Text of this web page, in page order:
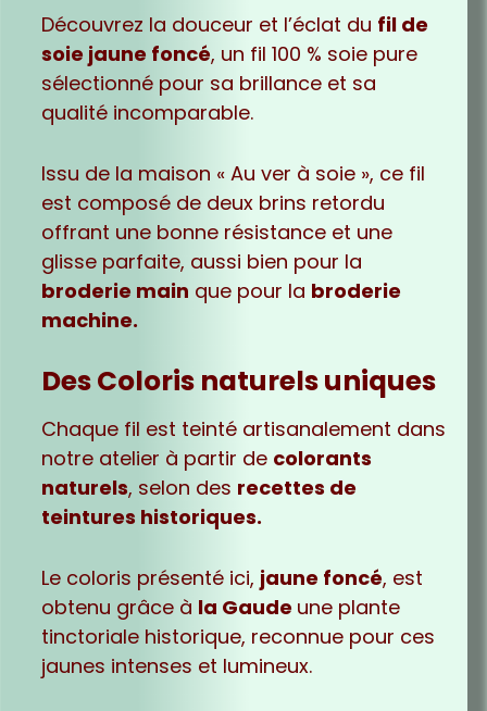
Découvrez la douceur et l’éclat du fil de
soie jaune foncé, un fil 100 % soie pure
sélectionné pour sa brillance et sa
qualité incomparable.
Issu de la maison « Au ver à soie », ce fil
est composé de deux brins retordu
offrant une bonne résistance et une
glisse parfaite, aussi bien pour la
broderie main que pour la broderie
machine.
Des Coloris naturels uniques
Chaque fil est teinté artisanalement dans
notre atelier à partir de colorants
naturels, selon des recettes de
teintures historiques.
Le coloris présenté ici, jaune foncé, est
obtenu grâce à la Gaude une plante
tinctoriale historique, reconnue pour ces
jaunes intenses et lumineux.